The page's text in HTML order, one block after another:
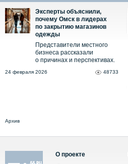
Эксперты объяснили,
почему Омск в лидерах
по закрытию магазинов
одежды
Представители местного
бизнеса рассказали
о причинах и перспективах.
24 февраля 2026 48733
Архив
О проекте